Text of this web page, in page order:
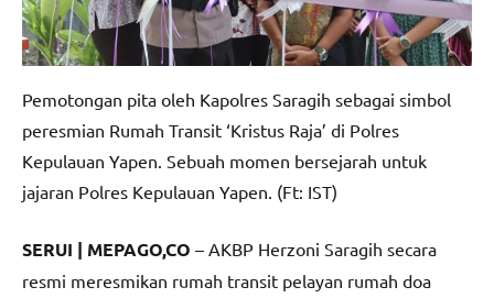
Pemotongan pita oleh Kapolres Saragih sebagai simbol
peresmian Rumah Transit ‘Kristus Raja’ di Polres
Kepulauan Yapen. Sebuah momen bersejarah untuk
jajaran Polres Kepulauan Yapen. (Ft: IST)
SERUI | MEPAGO,CO – AKBP Herzoni Saragih secara
resmi meresmikan rumah transit pelayan rumah doa